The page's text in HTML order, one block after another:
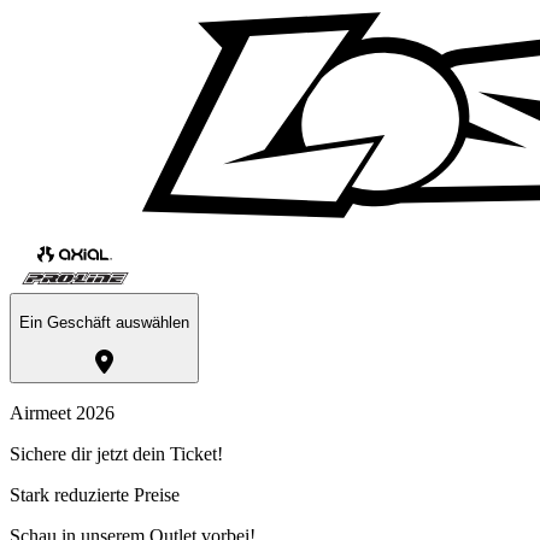
Ein Geschäft auswählen
Airmeet 2026
Sichere dir jetzt dein Ticket!
Stark reduzierte Preise
Schau in unserem Outlet vorbei!